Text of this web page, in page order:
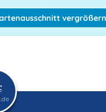
vergrößern